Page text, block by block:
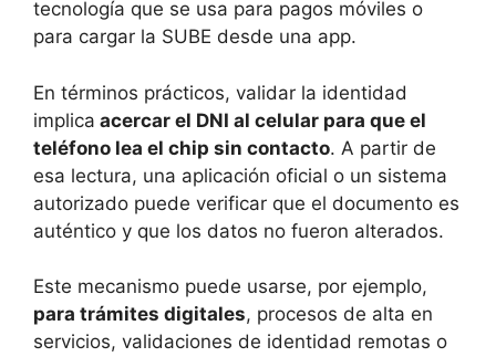
tecnología que se usa para pagos móviles o
para cargar la SUBE desde una app.
En términos prácticos, validar la identidad
implica acercar el DNI al celular para que el
teléfono lea el chip sin contacto. A partir de
esa lectura, una aplicación oficial o un sistema
autorizado puede verificar que el documento es
auténtico y que los datos no fueron alterados.
Este mecanismo puede usarse, por ejemplo,
para trámites digitales, procesos de alta en
servicios, validaciones de identidad remotas o